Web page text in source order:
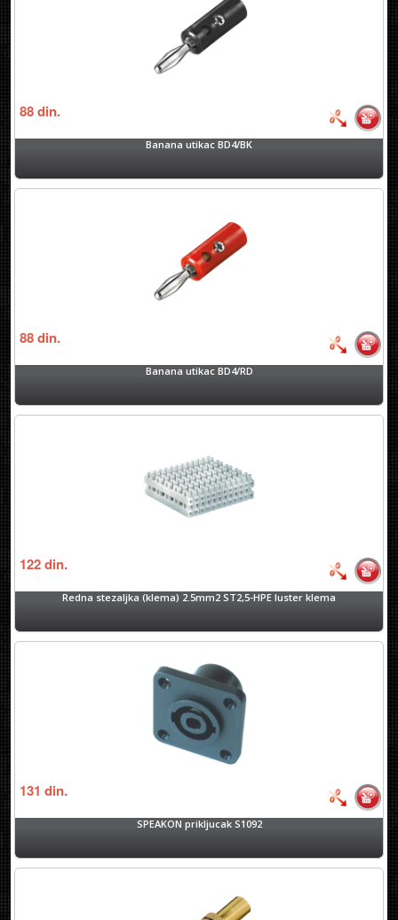
88din.
Banana utikac BD4/BK
88din.
Banana utikac BD4/RD
122din.
Redna stezaljka (klema) 2.5mm2 ST2,5-HPE luster klema
131din.
SPEAKON prikljucak S1092